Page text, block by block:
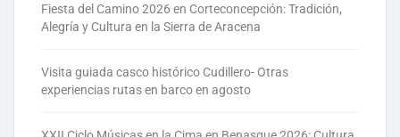
Fiesta del Camino 2026 en Corteconcepción: Tradición,
Alegría y Cultura en la Sierra de Aracena
Visita guiada casco histórico Cudillero- Otras
experiencias rutas en barco en agosto